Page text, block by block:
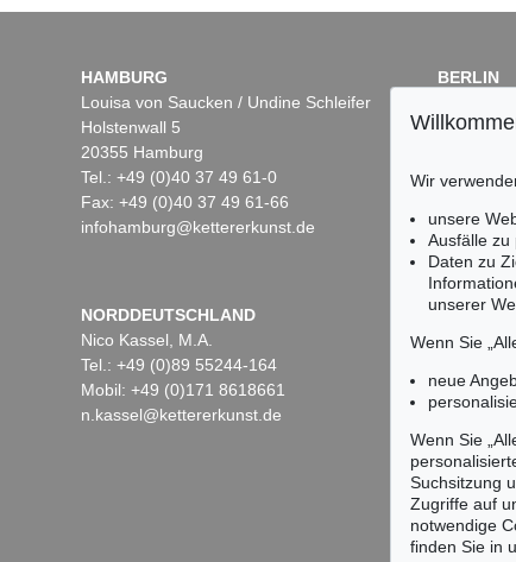
HAMBURG
Louisa von Saucken / Undine Schleifer
Holstenwall 5
20355 Hamburg
Tel.: +49 (0)40 37 49 61-0
Fax: +49 (0)40 37 49 61-66
infohamburg@kettererkunst.de
BERLIN
Tel.: +49
NORDDEUTSCHLAND
Nico Kassel, M.A.
Tel.: +49 (0)89 55244-164
Mobil: +49 (0)171 8618661
n.kassel@kettererkunst.de
Keine
Wir
Wir
unsere
Ausfälle zu
Daten zu
unserer
Wenn Sie
neue
Wenn Sie
Suchsitzung
Zugriffe auf
notwendige
finden Sie in